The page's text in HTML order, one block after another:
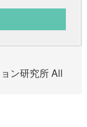
ン研究所 All